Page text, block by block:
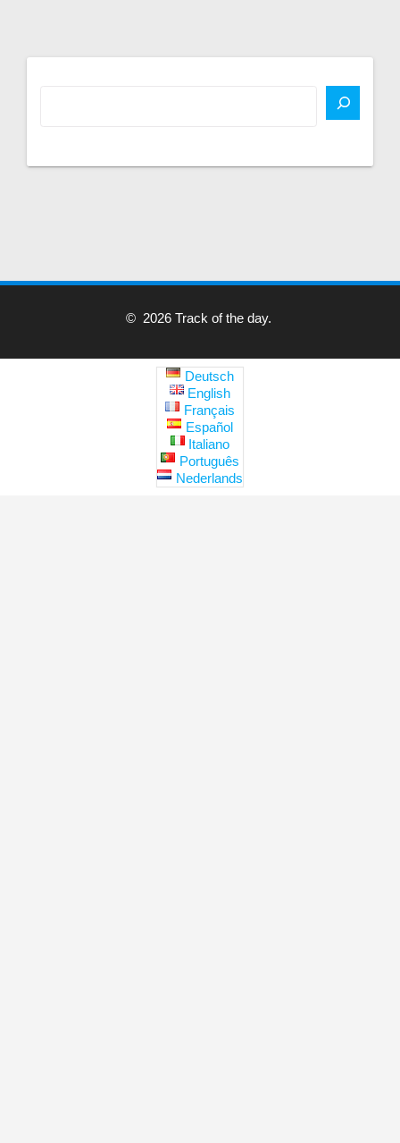
© 2026 Track of the day.
Deutsch
English
Français
Español
Italiano
Português
Nederlands